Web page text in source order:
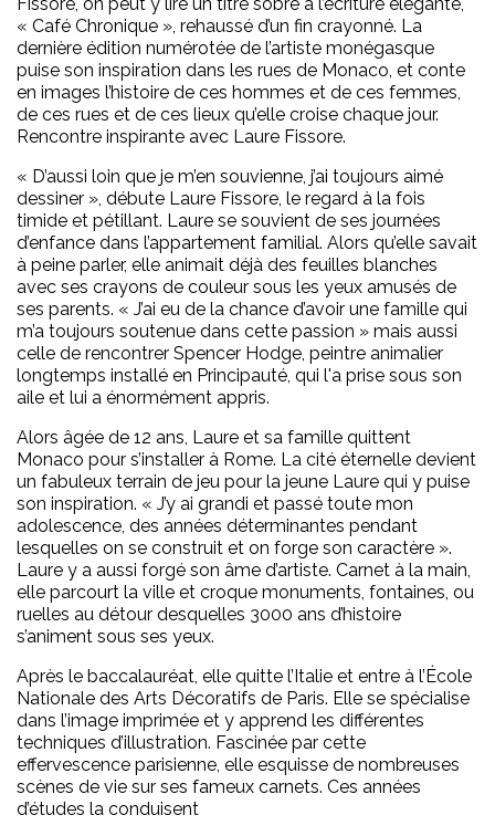
« Café Chronique », rehaussé d’un fin crayonné. La
dernière édition numérotée de l’artiste monégasque
puise son inspiration dans les rues de Monaco, et conte
en images l’histoire de ces hommes et de ces femmes,
de ces rues et de ces lieux qu’elle croise chaque jour.
Rencontre inspirante avec Laure Fissore.
« D’aussi loin que je m’en souvienne, j’ai toujours aimé
dessiner », débute Laure Fissore, le regard à la fois
timide et pétillant. Laure se souvient de ses journées
d’enfance dans l’appartement familial. Alors qu’elle savait
à peine parler, elle animait déjà des feuilles blanches
avec ses crayons de couleur sous les yeux amusés de
ses parents. « J’ai eu de la chance d’avoir une famille qui
m’a toujours soutenue dans cette passion » mais aussi
celle de rencontrer Spencer Hodge, peintre animalier
longtemps installé en Principauté, qui l'a prise sous son
aile et lui a énormément appris.
Alors âgée de 12 ans, Laure et sa famille quittent
Monaco pour s’installer à Rome. La cité éternelle devient
un fabuleux terrain de jeu pour la jeune Laure qui y puise
son inspiration. « J’y ai grandi et passé toute mon
adolescence, des années déterminantes pendant
lesquelles on se construit et on forge son caractère ».
Laure y a aussi forgé son âme d’artiste. Carnet à la main,
elle parcourt la ville et croque monuments, fontaines, ou
ruelles au détour desquelles 3000 ans d’histoire
s’animent sous ses yeux.
Après le baccalauréat, elle quitte l’Italie et entre à l’École
Nationale des Arts Décoratifs de Paris. Elle se spécialise
dans l’image imprimée et y apprend les différentes
techniques d’illustration. Fascinée par cette
effervescence parisienne, elle esquisse de nombreuses
scènes de vie sur ses fameux carnets. Ces années
d’études la conduisent